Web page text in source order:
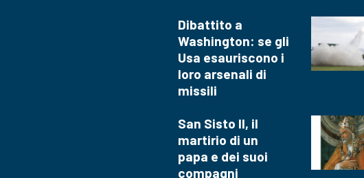
Dibattito a
Washington: se gli
Usa esauriscono i
loro arsenali di
missili
San Sisto II, il
martirio di un
papa e dei suoi
compagni